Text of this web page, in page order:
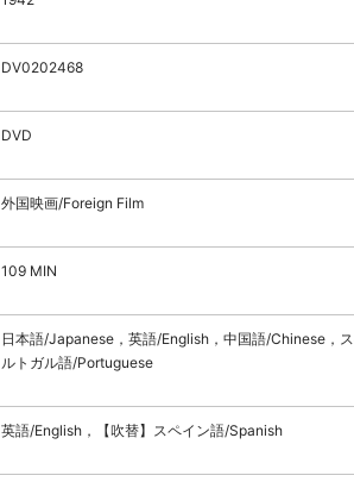
DV0202468
DVD
外国映画/Foreign Film
109 MIN
日本語/Japanese，英語/English，中国語/Chinese，
ルトガル語/Portuguese
英語/English，【吹替】スペイン語/Spanish